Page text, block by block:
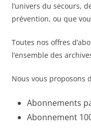
l’univers du secours,
prévention, ou que
Toutes nos offres
l’ensemble des
Nous vous proposons
Abonnements
Abonnement